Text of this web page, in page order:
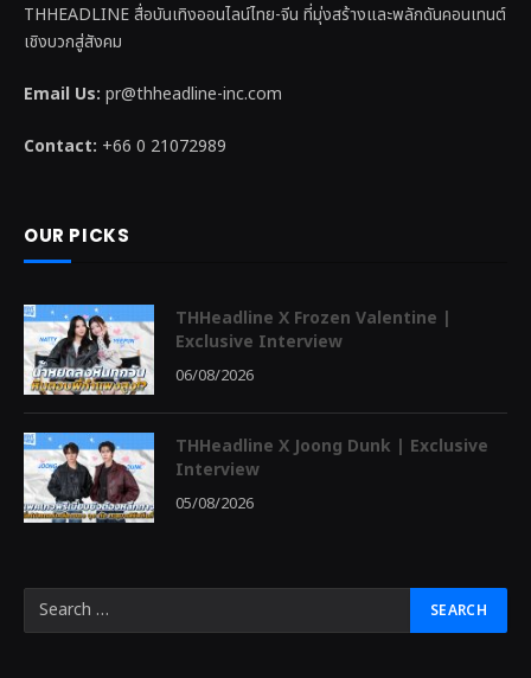
THHEADLINE สื่อบันเทิงออนไลน์ไทย-จีน ที่มุ่งสร้างและพลักดันคอนเทนต์
เชิงบวกสู่สังคม
Email Us: pr@thheadline-inc.com
Contact: +66 0 21072989
OUR PICKS
THHeadline X Frozen Valentine |
Exclusive Interview
06/08/2026
THHeadline X Joong Dunk | Exclusive
Interview
05/08/2026